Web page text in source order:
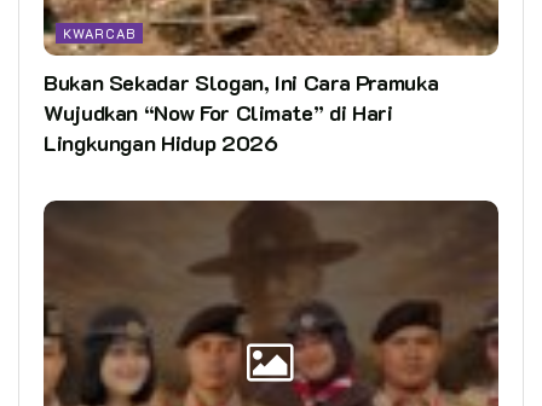
KWARCAB
Bukan Sekadar Slogan, Ini Cara Pramuka
Wujudkan “Now For Climate” di Hari
Lingkungan Hidup 2026